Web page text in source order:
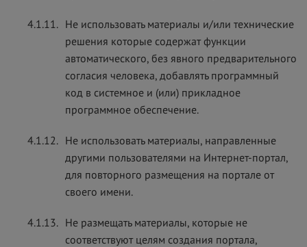
4.1.11. Не использовать материалы и/или технические
решения которые содержат функции
автоматического, без явного предварительного
согласия человека, добавлять программный
код в системное и (или) прикладное
программное обеспечение.
4.1.12. Не использовать материалы, направленные
другими пользователями на Интернет-портал,
для повторного размещения на портале от
своего имени.
4.1.13. Не размещать материалы, которые не
соответствуют целям создания портала,